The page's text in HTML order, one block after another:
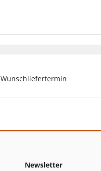
Wunschliefertermin
Newsletter